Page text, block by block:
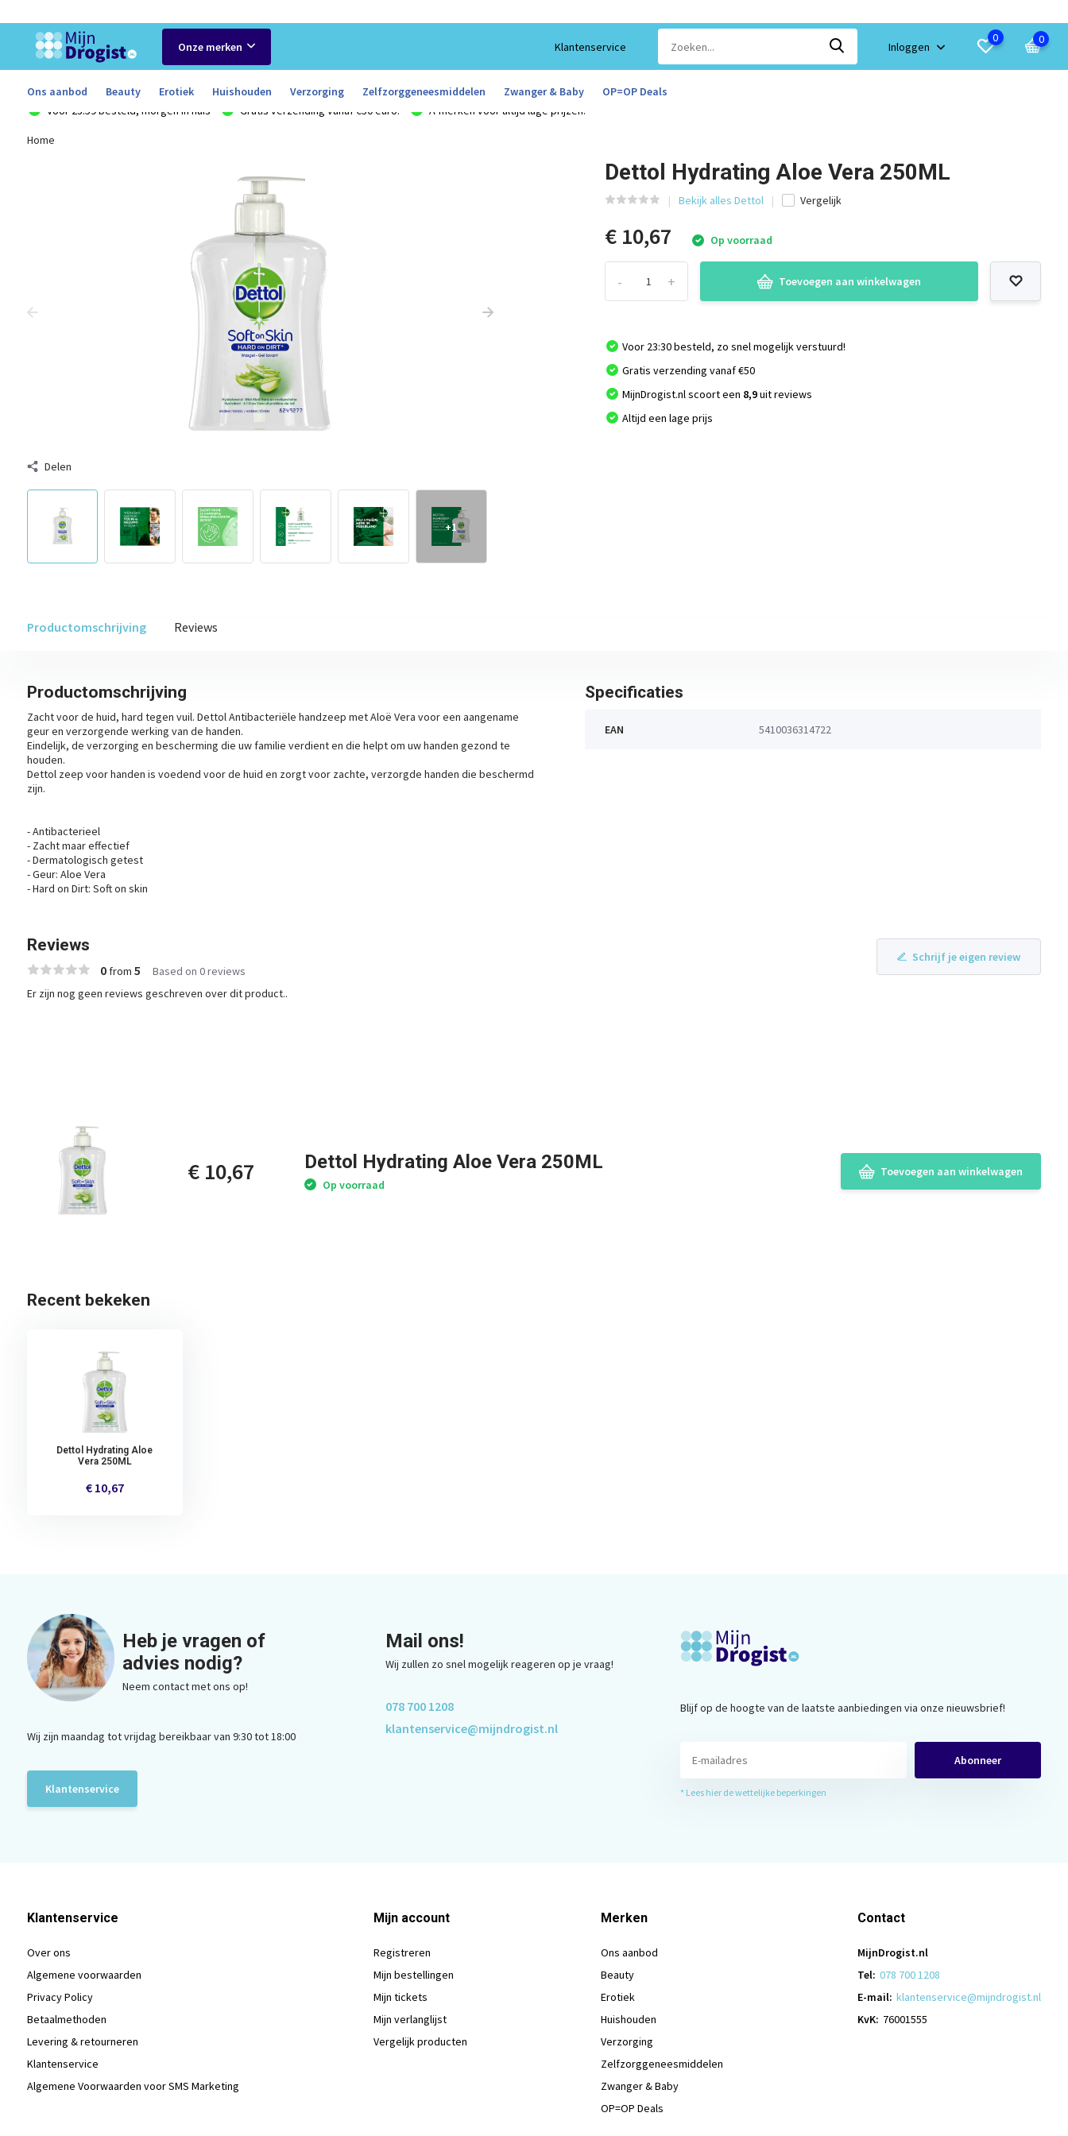
Onze merken Klantenservice Inloggen
Ons aanbod Beauty Erotiek Huishouden Verzorging Zelfzorggeneesmiddelen Zwanger & Baby OP=OP Deals
Voor 23:59 besteld, morgen in huis Gratis verzending vanaf €50 euro! A-merken voor altijd lage prijzen!
Home
Delen
+1
Dettol Hydrating Aloe Vera 250ML
Bekijk alles Dettol Vergelijk
€ 10,67 Op voorraad
+
- Toevoegen aan winkelwagen
Voor 23:30 besteld, zo snel mogelijk verstuurd!
Gratis verzending vanaf €50
MijnDrogist.nl scoort een 8,9uit reviews
Altijd een lage prijs
Productomschrijving Reviews
Productomschrijving
Zacht voor de huid, hard tegen vuil. Dettol Antibacteriële handzeep met Aloë Vera voor een aangename
geur en verzorgende werking van de handen.
Eindelijk, de verzorging en bescherming die uw familie verdient en die helpt om uw handen gezond te
houden.
Dettol zeep voor handen is voedend voor de huid en zorgt voor zachte, verzorgde handen die beschermd
zijn.
- Antibacterieel
- Zacht maar effectief
- Dermatologisch getest
- Geur: Aloe Vera
- Hard on Dirt: Soft on skin
Specificaties
EAN 5410036314722
Reviews
0from 5 Based on 0 reviews
Schrijf je eigen review
Er zijn nog geen reviews geschreven over dit product..
€ 10,67 Dettol Hydrating Aloe Vera 250ML
Op voorraad
Toevoegen aan winkelwagen
Recent bekeken
Dettol Hydrating Aloe
Vera 250ML
€ 10,67
Heb je vragen of
advies nodig?
Neem contact met ons op!
Wij zijn maandag tot vrijdag bereikbaar van 9:30 tot 18:00
Klantenservice
Mail ons!
Wij zullen zo snel mogelijk reageren op je vraag!
078 700 1208
klantenservice@mijndrogist.nl
Blijf op de hoogte van de laatste aanbiedingen via onze nieuwsbrief!
Abonneer
* Lees hier de wettelijke beperkingen
Klantenservice
Over ons
Algemene voorwaarden
Privacy Policy
Betaalmethoden
Levering & retourneren
Klantenservice
Algemene Voorwaarden voor SMS Marketing
Mijn account
Registreren
Mijn bestellingen
Mijn tickets
Mijn verlanglijst
Vergelijk producten
Merken
Ons aanbod
Beauty
Erotiek
Huishouden
Verzorging
Zelfzorggeneesmiddelen
Zwanger & Baby
OP=OP Deals
Contact
MijnDrogist.nl
Tel: 078 700 1208
E-mail: klantenservice@mijndrogist.nl
KvK: 76001555